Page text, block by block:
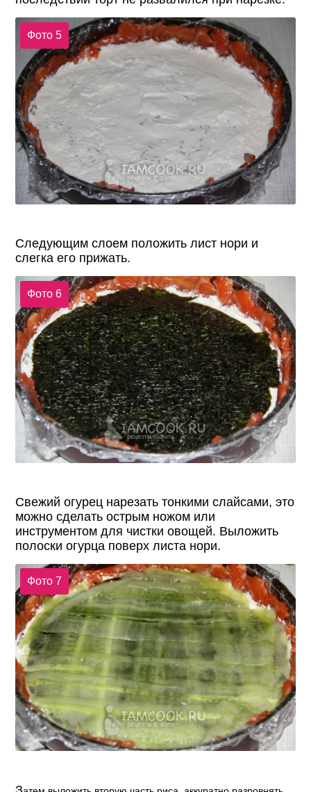
Фото 5
Следующим слоем положить лист нори и
слегка его прижать.
Фото 6
Свежий огурец нарезать тонкими слайсами, это
можно сделать острым ножом или
инструментом для чистки овощей. Выложить
полоски огурца поверх листа нори.
Фото 7